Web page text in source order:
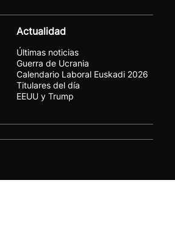
Actualidad
Últimas noticias
Guerra de Ucrania
Calendario Laboral Euskadi 2026
Titulares del día
EEUU y Trump